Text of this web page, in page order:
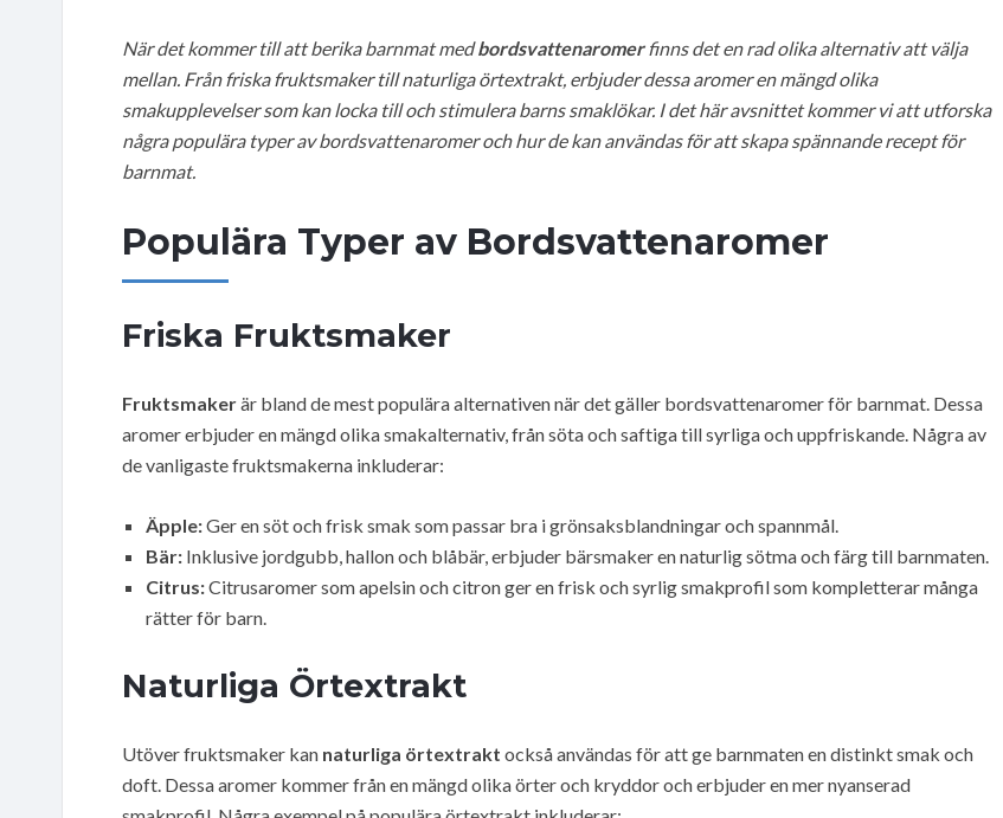
När det kommer till att berika barnmat medbordsvattenaromerfinns det en rad olika alternativ att välja
mellan. Från friska fruktsmaker till naturliga örtextrakt, erbjuder dessa aromer en mängd olika
smakupplevelser som kan locka till och stimulera barns smaklökar. I det här avsnittet kommer vi att utforska
några populära typer av bordsvattenaromer och hur de kan användas för att skapa spännande recept för
barnmat.
Populära Typer av Bordsvattenaromer
Friska Fruktsmaker
Fruktsmakerär bland de mest populära alternativen när det gäller bordsvattenaromer för barnmat. Dessa
aromer erbjuder en mängd olika smakalternativ, från söta och saftiga till syrliga och uppfriskande. Några av
de vanligaste fruktsmakerna inkluderar:
Äpple:Ger en söt och frisk smak som passar bra i grönsaksblandningar och spannmål.
Bär: Inklusive jordgubb, hallon och blåbär, erbjuder bärsmaker en naturlig sötma och färg till barnmaten.
Citrus:Citrusaromer som apelsin och citron ger en frisk och syrlig smakprofil som kompletterar många
rätter för barn.
Naturliga Örtextrakt
Utöver fruktsmaker kan naturliga örtextrakt också användas för att ge barnmaten en distinkt smak och
doft. Dessa aromer kommer från en mängd olika örter och kryddor och erbjuder en mer nyanserad